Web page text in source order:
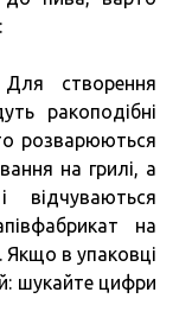
створення
ракоподібні
розварюються
на грилі, а
на
Якщо в упаковці
шукайте цифри